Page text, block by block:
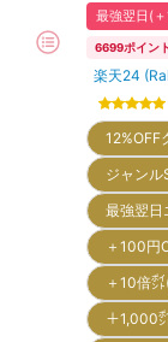
最強翌日(
6699ポイント
楽天24
12%OFF
ジャン
最強翌
＋100円
＋10倍
＋1,000